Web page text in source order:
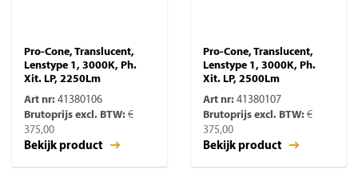
Pro-Cone, Translucent,
Lenstype 1, 3000K, Ph.
Xit. LP, 2250Lm
Art nr: 41380106
Brutoprijs excl. BTW: €
375,00
Bekijk product
Pro-Cone, Translucent,
Lenstype 1, 3000K, Ph.
Xit. LP, 2500Lm
Art nr: 41380107
Brutoprijs excl. BTW: €
375,00
Bekijk product